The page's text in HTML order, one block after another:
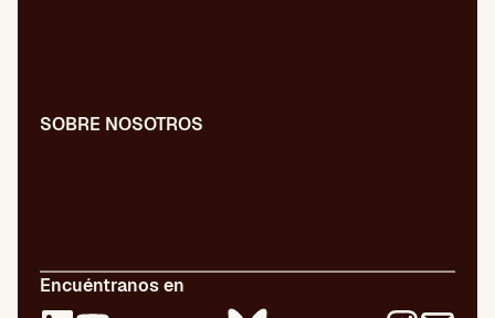
SOBRE NOSOTROS
Encuéntranos en